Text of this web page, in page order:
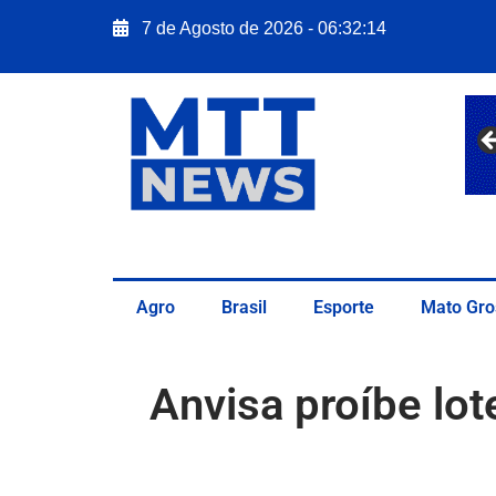
7 de Agosto de 2026 - 06:32:16
Agro Brasil Esporte Mato
Anvisa proíbe